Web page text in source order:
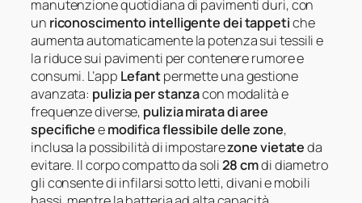
manutenzione quotidiana di pavimenti duri, con
un riconoscimento intelligente dei tappetiche
aumenta automaticamente la potenza sui tessili e
la riduce sui pavimenti per contenere rumore e
consumi. L’app Lefantpermette una gestione
avanzata: pulizia per stanzacon modalità e
frequenze diverse, pulizia mirata di aree
specificheemodifica flessibile delle zone,
inclusa la possibilità di impostarezone vietateda
evitare. Il corpo compatto da soli28 cmdi diametro
gli consente di infilarsi sotto letti, divani e mobili